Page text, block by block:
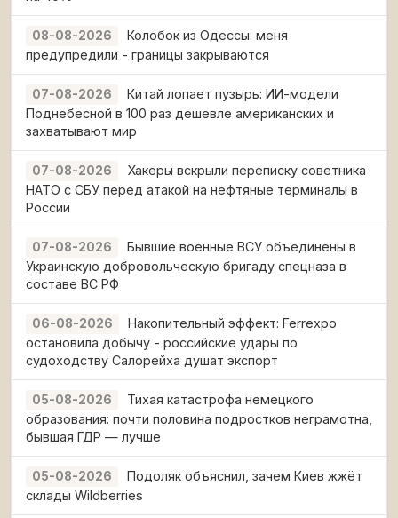
08-08-2026
Колобок из Одессы: меня
предупредили - границы закрываются
07-08-2026
Китай лопает пузырь: ИИ-модели
Поднебесной в 100 раз дешевле американских и
захватывают мир
07-08-2026
Хакеры вскрыли переписку советника
НАТО с СБУ перед атакой на нефтяные терминалы в
России
07-08-2026
Бывшие военные ВСУ объединены в
Украинскую добровольческую бригаду спецназа в
составе ВС РФ
06-08-2026
Накопительный эффект: Ferrexpo
остановила добычу - российские удары по
судоходству Салорейха душат экспорт
05-08-2026
Тихая катастрофа немецкого
образования: почти половина подростков неграмотна,
бывшая ГДР — лучше
05-08-2026
Подоляк объяснил, зачем Киев жжёт
склады Wildberries